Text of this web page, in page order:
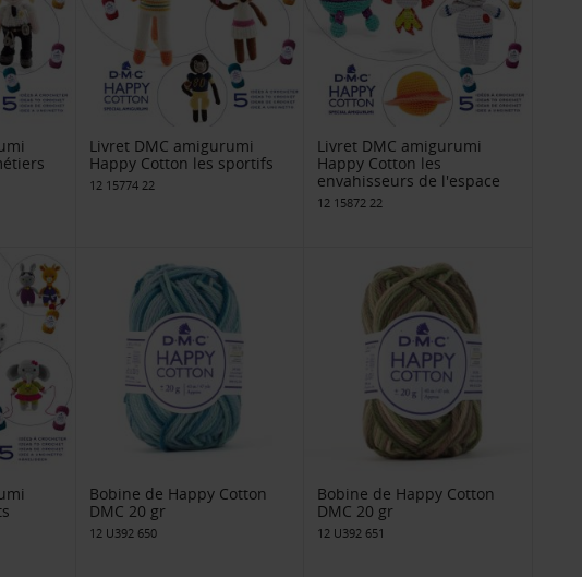
Livret DMC amigurumi
Happy Cotton les sportifs
12 15774 22
Livret DMC amigurumi
Happy Cotton les
envahisseurs de l'espace
12 15872 22
Bobine de Happy Cotton
DMC 20 gr
12 U392 650
Bobine de Happy Cotton
DMC 20 gr
12 U392 651